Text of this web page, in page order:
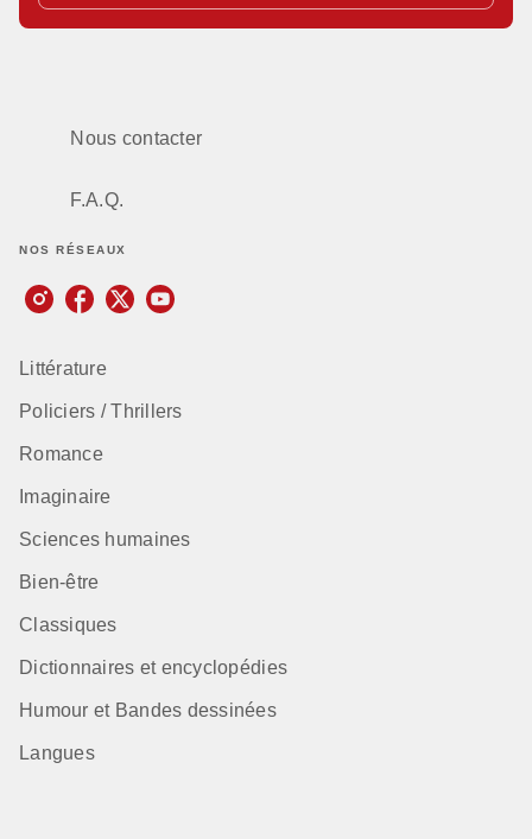
Nous contacter
F.A.Q.
NOS RÉSEAUX
Littérature
Policiers / Thrillers
Romance
Imaginaire
Sciences humaines
Bien-être
Classiques
Dictionnaires et encyclopédies
Humour et Bandes dessinées
Langues